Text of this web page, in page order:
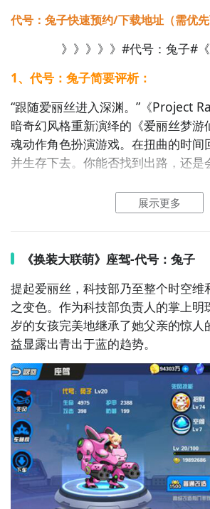
九游APP下载 【高速下
好了，小编为大家大家提供了这两种
兔子最为直接方法哦，不知道大家有
呢？想要了解更多精彩内容，不妨多
代号：兔子快速预约/下载地址（需优先
》》》》》#代号：兔子#
1、代号：兔子简要评析：
“跟随爱丽丝进入深渊。”《Project
暗奇幻风格重新演绎的《爱丽丝梦游
魂动作角色扮演游戏。在扭曲的时间
并生存下去。你能否找到出路，还是
2、代号：兔子图片欣赏：
展示更多
《换装大联萌》座驾-代号：兔子
提起爱丽丝 ，科技部乃至整个时空
之变色。作为科技部负责人的掌上明
岁的女孩完美地继承了她父亲的惊人
益显露出青出于蓝的趋势。